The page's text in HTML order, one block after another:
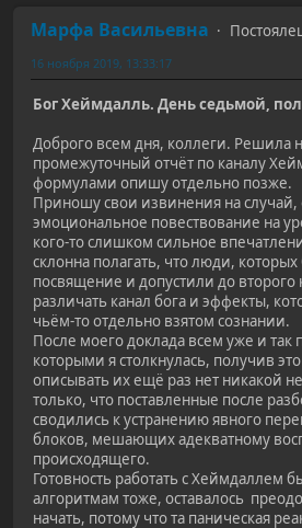
Марфа Васильевна
16 ноября 2019, 13:33:17
Бог Хеймдалль. День седьмой,
Доброго всем дня, коллеги. Решила
промежуточный отчёт по каналу
формулами опишу отдельно позже.
Приношу свои извинения на случай,
эмоциональное повествование на
кого-то слишком сильное
склонна полагать, что люди,
посвящение и допустили до второго
различать канал бога и эффекты,
чьём-то отдельно взятом сознании.
После моего доклада всем уже и так
которыми я столкнулась, получив
описывать их ещё раз нет никакой
только, что поставленные после
сводились к устранению явного
блоков, мешающих адекватному
происходящего.
Готовность работать с Хеймдаллем
алгоритмам тоже, оставалось
начать, потому что та паническая